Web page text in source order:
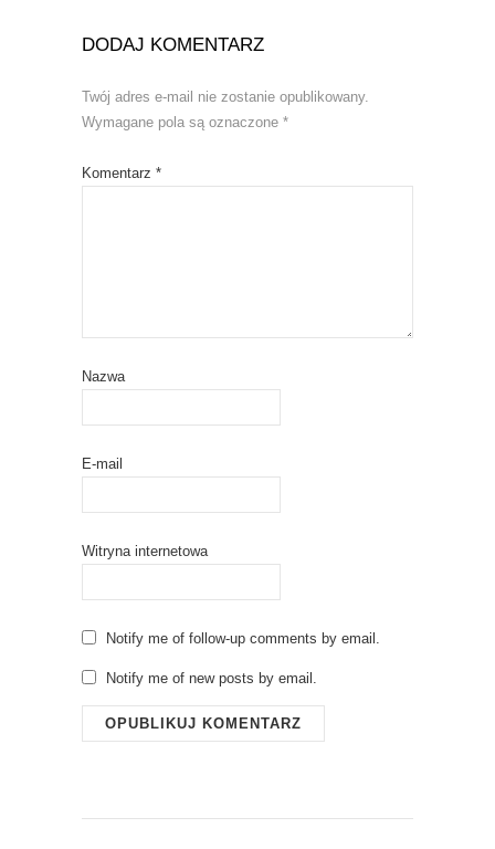
DODAJ KOMENTARZ
Twój adres e-mail nie zostanie opublikowany.
Wymagane pola są oznaczone *
Komentarz *
Nazwa
E-mail
Witryna internetowa
Notify me of follow-up comments by email.
Notify me of new posts by email.